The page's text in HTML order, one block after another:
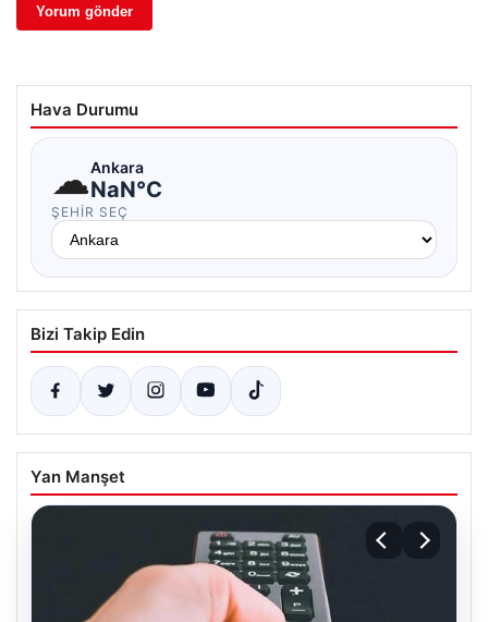
Hava Durumu
☁Ankara
NaN°C
ŞEHIR SEÇ
Bizi Takip Edin
Yan Manşet